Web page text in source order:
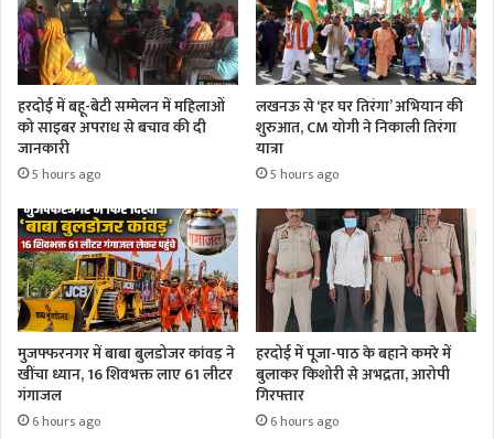
हरदोई में बहू-बेटी सम्मेलन में महिलाओं
को साइबर अपराध से बचाव की दी
जानकारी
5 hours ago
लखनऊ से ‘हर घर तिरंगा’ अभियान की
शुरुआत, CM योगी ने निकाली तिरंगा
यात्रा
5 hours ago
मुजफ्फरनगर में बाबा बुलडोजर कांवड़ ने
खींचा ध्यान, 16 शिवभक्त लाए 61 लीटर
गंगाजल
6 hours ago
हरदोई में पूजा-पाठ के बहाने कमरे में
बुलाकर किशोरी से अभद्रता, आरोपी
गिरफ्तार
6 hours ago